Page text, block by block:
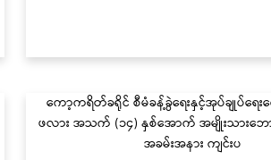
ကော့ကရိတ်ခရိုင် စီမံခန့်ခွဲရေးနှင့်အုပ်ချုပ်ရေး
ဖလား အသက် (၁၄) နှစ်အောက် အမျိုးသားဘေ
အခမ်းအနား ကျင်းပ